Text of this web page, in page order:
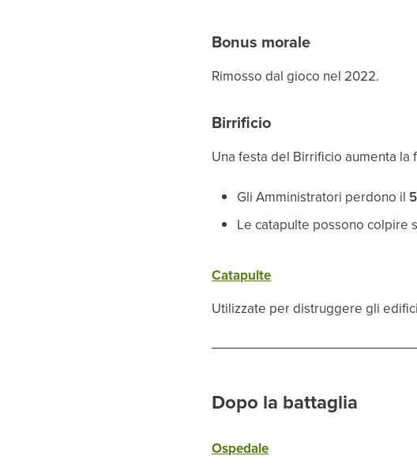
Bonus morale
Rimosso dal gioco nel 2022.
Birrificio
Una festa del Birrificio aumenta
Gli Amministratori perdono il
Le catapulte possono colpire
Catapulte
Utilizzate per distruggere gli
Dopo la battaglia
Ospedale